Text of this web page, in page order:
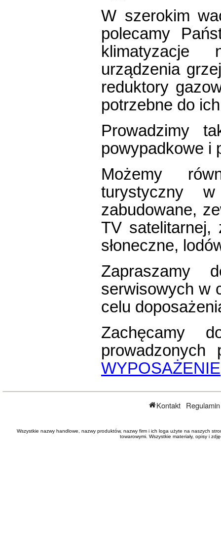
W szerokim
polecamy
klimatyzacje
urządzenia
reduktory
potrzebne do
Prowadzimy
powypadkowe i
Możemy
turystyczny
zabudowane,
TV satelitarnej,
słoneczne,
Zapraszamy
serwisowych w
celu
Zachęcamy
WYPOSAŻENIE
Kontakt
Wszystkie nazwy handlowe, nazwy produktów, nazwy firm i ich loga użyte na naszych
towarowymi. Wszystkie materiały, opisy i